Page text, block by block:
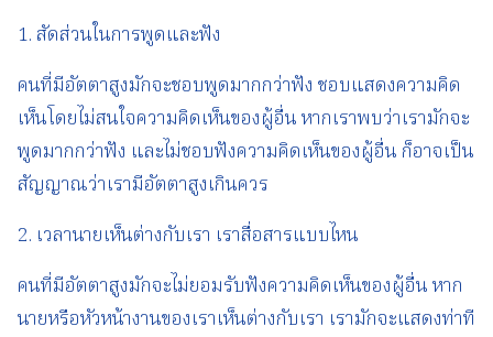
1. สัดส่วนในการพูดและฟัง
คนที่มีอัตตาสูงมักจะชอบพูดมากกว่าฟัง ชอบแสดงความคิด
เห็นโดยไม่สนใจความคิดเห็นของผู้อื่น หากเราพบว่าเรามักจะ
พูดมากกว่าฟัง และไม่ชอบฟังความคิดเห็นของผู้อื่น ก็อาจเป็น
สัญญาณว่าเรามีอัตตาสูงเกินควร
2. เวลานายเห็นต่างกับเรา เราสื่อสารแบบไหน
คนที่มีอัตตาสูงมักจะไม่ยอมรับฟังความคิดเห็นของผู้อื่น หาก
นายหรือหัวหน้างานของเราเห็นต่างกับเรา เรามักจะแสดงท่าที